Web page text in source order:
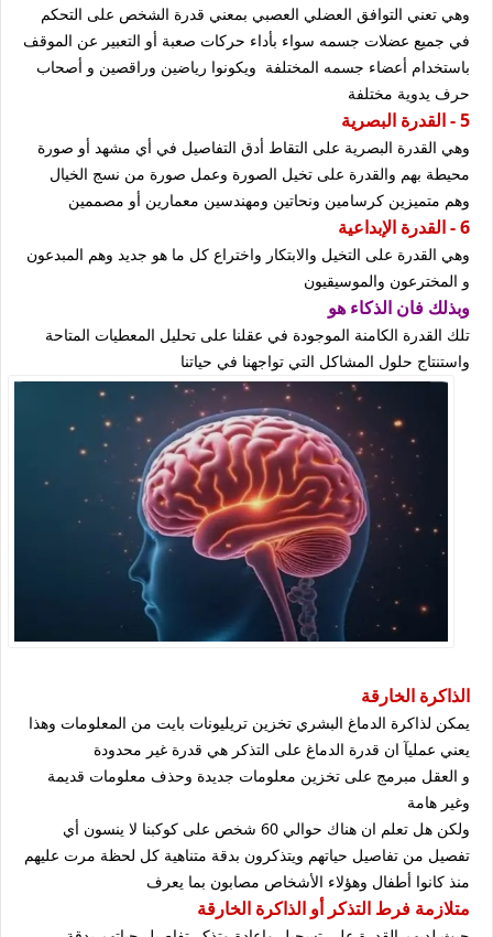
وهي تعني التوافق العضلي العصبي بمعني قدرة الشخص على التحكم
في جميع عضلات جسمه سواء بأداء حركات صعبة أو التعبير عن الموقف
باستخدام أعضاء جسمه المختلفة ويكونوا رياضين وراقصين و أصحاب
حرف يدوية مختلفة
5 - القدرة البصرية
وهي القدرة البصرية على التقاط أدق التفاصيل في أي مشهد أو صورة
محيطة بهم والقدرة على تخيل الصورة وعمل صورة من نسج الخيال
وهم متميزين كرسامين ونحاتين ومهندسين معمارين أو مصممين
6 - القدرة الإبداعية
وهي القدرة على التخيل والابتكار واختراع كل ما هو جديد وهم المبدعون
و المخترعون والموسيقيون
وبذلك فان الذكاء هو
تلك القدرة الكامنة الموجودة في عقلنا على تحليل المعطيات المتاحة
واستنتاج حلول المشاكل التي تواجهنا في حياتنا
الذاكرة الخارقة
يمكن لذاكرة الدماغ البشري تخزين تريليونات بايت من المعلومات وهذا
يعني عمليآ ان قدرة الدماغ على التذكر هي قدرة غير محدودة
و العقل مبرمج على تخزين معلومات جديدة وحذف معلومات قديمة
وغير هامة
ولكن هل تعلم ان هناك حوالي 60 شخص على كوكبنا لا ينسون أي
تفصيل من تفاصيل حياتهم ويتذكرون بدقة متناهية كل لحظة مرت عليهم
منذ كانوا أطفال وهؤلاء الأشخاص مصابون بما يعرف
متلازمة فرط التذكر أو الذاكرة الخارقة